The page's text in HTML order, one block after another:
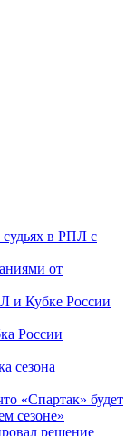
в РПЛ с
от
и Кубке России
России
сезона
«Спартак» будет
сезоне»
решение